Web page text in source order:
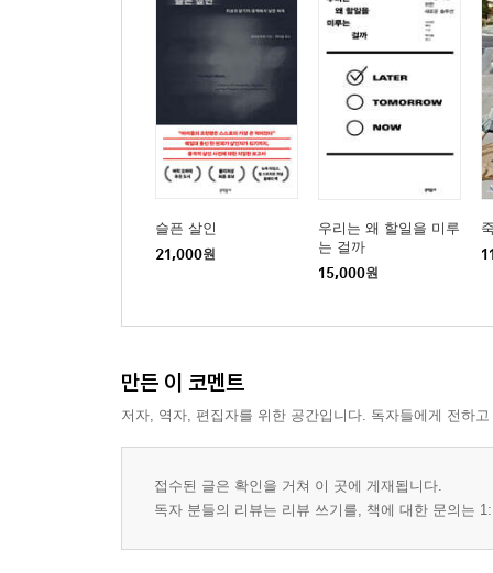
슬픈 살인
21,000원
우리는 왜 할일을 미루
는 걸까
15,000원
만든 이 코멘트
저자, 역자, 편집자를 위한 공간입니다. 독자들에게 전하
접수된 글은 확인을 거쳐 이 곳에 게재됩니다.
독자 분들의 리뷰는 리뷰 쓰기를, 책에 대한 문의는